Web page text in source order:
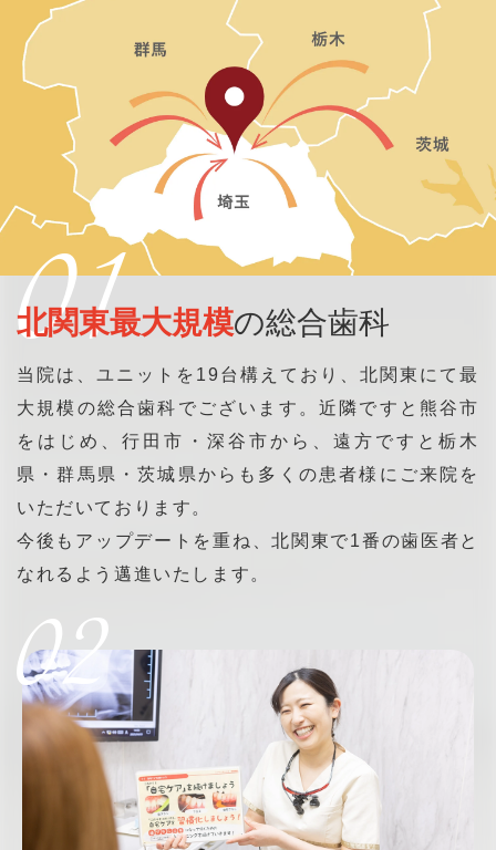
01
北関東最大規模の総合歯科
当院は、ユニットを19台構えており、北関東にて最
大規模の総合歯科でございます。近隣ですと熊谷市
をはじめ、行田市・深谷市から、遠方ですと栃木
県・群馬県・茨城県からも多くの患者様にご来院を
いただいております。
今後もアップデートを重ね、北関東で1番の歯医者と
なれるよう邁進いたします。
02